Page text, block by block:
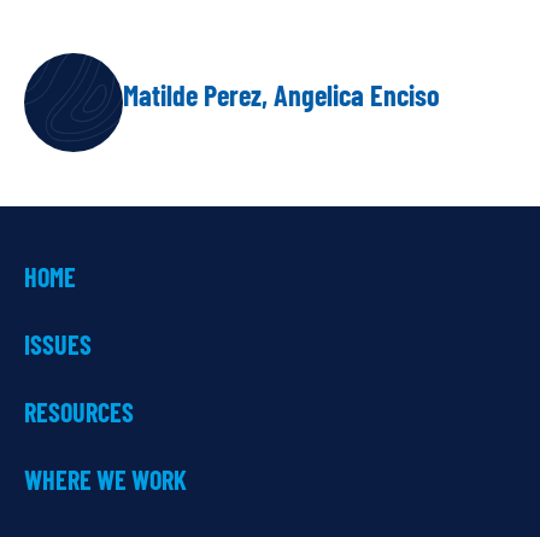
AUTHOR Matilde Perez, Angelica Enciso
HOME
ISSUES
RESOURCES
WHERE WE WORK